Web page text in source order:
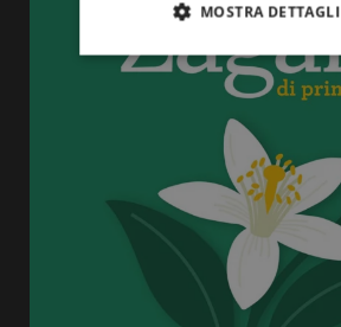
MOSTRA DETTAGLI